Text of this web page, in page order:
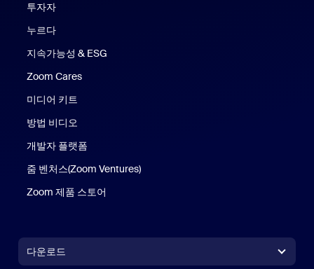
투자자
누르다
지속가능성 & ESG
Zoom Cares
미디어 키트
방법 비디오
개발자 플랫폼
줌 벤처스(Zoom Ventures)
Zoom 제품 스토어
다운로드